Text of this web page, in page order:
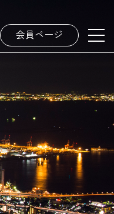
会員ページ